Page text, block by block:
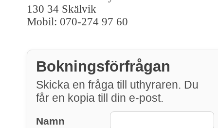
130 34 Skälvik
Mobil: 070-274 97 60
Bokningsförfrågan
Skicka en fråga till uthyraren. Du
får en kopia till din e-post.
Namn